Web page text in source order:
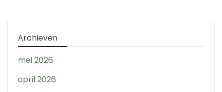
Archieven
mei 2026
april 2026